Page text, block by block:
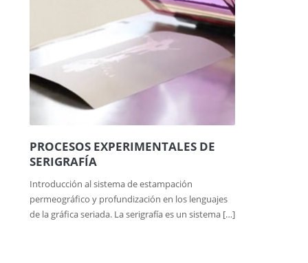
PROCESOS EXPERIMENTALES DE
SERIGRAFÍA
Introducción al sistema de estampación
permeográfico y profundización en los lenguajes
de la gráfica seriada. La serigrafía es un sistema […]